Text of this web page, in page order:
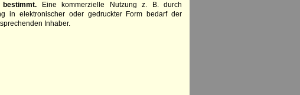
Eine kommerzielle Nutzung z. B. durch
in elektronischer oder gedruckter Form bedarf der
Inhaber.